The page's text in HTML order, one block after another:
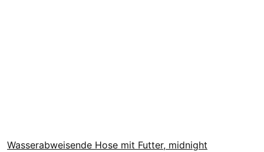
Wasserabweisende Hose mit Futter, midnight